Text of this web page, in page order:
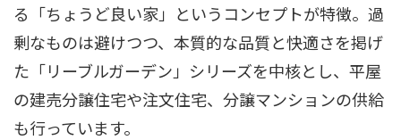
る「ちょうど良い家」というコンセプトが特徴。過
剰なものは避けつつ、本質的な品質と快適さを掲げ
た「リーブルガーデン」シリーズを中核とし、平屋
の建売分譲住宅や注文住宅、分譲マンションの供給
も行っています。